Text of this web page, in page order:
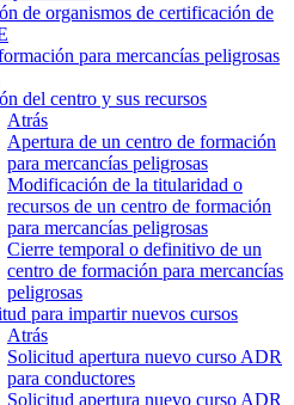
de organismos de certificación de
para mercancías peligrosas
del centro y sus recursos
Atrás
Apertura de un centro de formación
para mercancías peligrosas
Modificación de la titularidad o
recursos de un centro de formación
para mercancías peligrosas
Cierre temporal o definitivo de un
centro de formación para mercancías
peligrosas
para impartir nuevos cursos
Atrás
Solicitud apertura nuevo curso ADR
para conductores
Solicitud apertura nuevo curso ADR